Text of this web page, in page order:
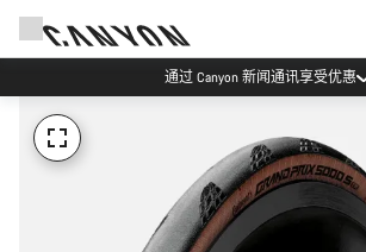
通过 Canyon 新闻通讯享受优惠